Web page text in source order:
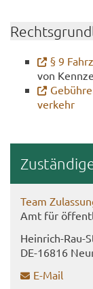
§ 9
von
ver­kehr
Team
Amt für
Heinrich-​Rau-
DE-​16816
E-​Mail